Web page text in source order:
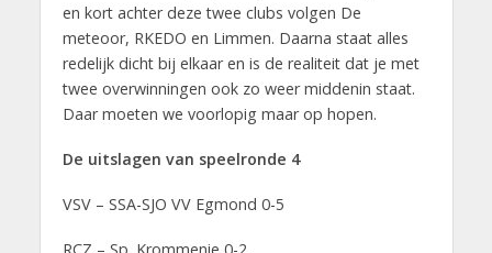
en kort achter deze twee clubs volgen De
meteoor, RKEDO en Limmen. Daarna staat alles
redelijk dicht bij elkaar en is de realiteit dat je met
twee overwinningen ook zo weer middenin staat.
Daar moeten we voorlopig maar op hopen.
De uitslagen van speelronde 4
VSV – SSA-SJO VV Egmond 0-5